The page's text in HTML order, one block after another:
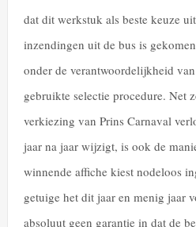
dat dit werkstuk als beste keuze
inzendingen uit de bus is
onder de verantwoordelijkheid
gebruikte selectie procedure. Net
verkiezing van Prins Carnaval
jaar na jaar wijzigt, is ook de
winnende affiche kiest nodeloos
getuige het dit jaar en menig jaar
absoluut geen garantie in dat de